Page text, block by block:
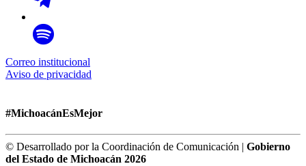
Correo institucional
Aviso de privacidad
#MichoacánEsMejor
© Desarrollado por la Coordinación de Comunicación | Gobierno
del Estado de Michoacán 2026